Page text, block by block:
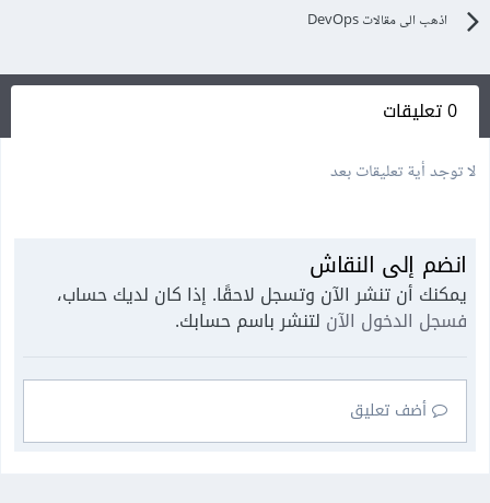
اذهب الى مقالات DevOps
0 تعليقات
لا توجد أية تعليقات بعد
انضم إلى النقاش
يمكنك أن تنشر الآن وتسجل لاحقًا. إذا كان لديك حساب،
فسجل الدخول الآن لتنشر باسم حسابك.
أضف تعليق